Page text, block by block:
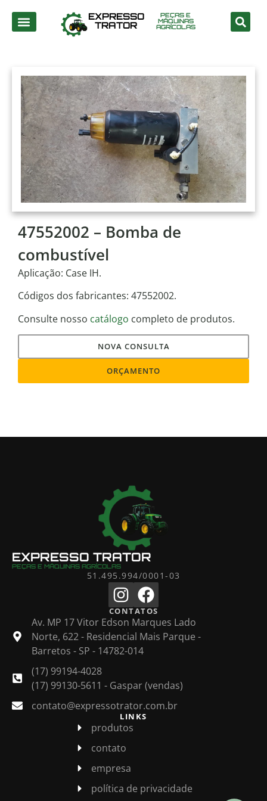
EXPRESSO
TRATOR
PEÇAS E
MÁQUINAS
AGRÍCOLAS
47552002 – Bomba de
combustível
Aplicação: Case IH.
Códigos dos fabricantes: 47552002.
Consulte nosso catálogo completo de produtos.
NOVA CONSULTA
ORÇAMENTO
EXPRESSO TRATOR
PEÇAS E MÁQUINAS AGRÍCOLAS
51.495.994/0001-03
CONTATOS
Av. MP 17 Vitor Edson Marques Lado
Norte, 622 - Residencial Mais Parque -
Barretos - SP - 14782-014
(17) 99194-4028
(17) 99130-5611 - Gaspar (vendas)
contato@expressotrator.com.br
LINKS
produtos
contato
empresa
política de privacidade